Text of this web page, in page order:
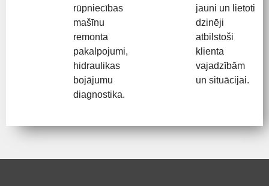
rūpniecības
mašīnu
remonta
pakalpojumi,
hidraulikas
bojājumu
diagnostika.
jauni un lietoti
dzinēji
atbilstoši
klienta
vajadzībām
un situācijai.